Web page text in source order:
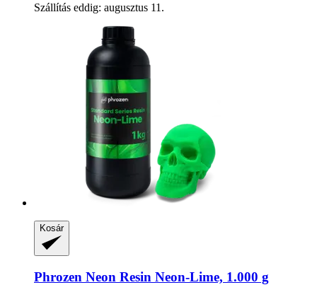
Szállítás eddig: augusztus 11.
Kosár
Phrozen Neon Resin Neon-​Lime, 1.000 g